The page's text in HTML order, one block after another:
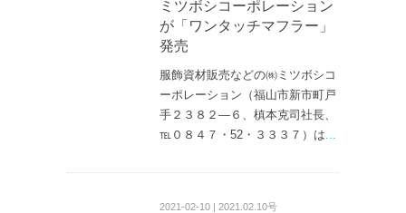
ミツボシコーポレーション
が「ワンタッチマフラー」
発売
服飾資材販売などの㈱ミツボシコ
ーポレーション（福山市新市町戸
手２３８２—６、槙本克司社長、
℡０８４７・52・３３３７）は
2021-02-10 | 2021.02.10号